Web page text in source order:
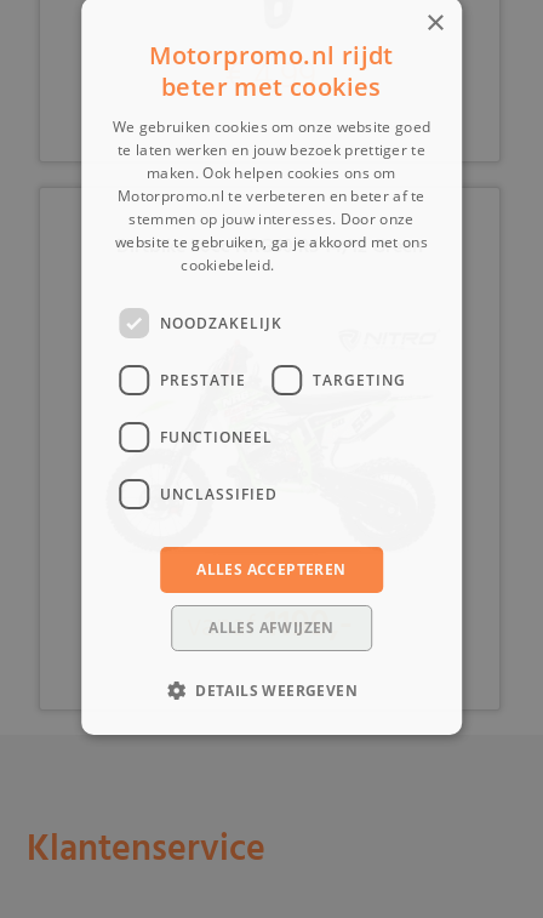
€ 4,99
Dirtbike 50cc NRG50 RS 14/12 Green
vanaf 1199,-
Klantenservice
×
Motorpromo.nl rijdt
beter met cookies
We gebruiken cookies om onze website goed
te laten werken en jouw bezoek prettiger te
maken. Ook helpen cookies ons om
Motorpromo.nl te verbeteren en beter af te
stemmen op jouw interesses. Door onze
website te gebruiken, ga je akkoord met ons
cookiebeleid.
NOODZAKELIJK
PRESTATIE TARGETING
FUNCTIONEEL
UNCLASSIFIED
ALLES ACCEPTEREN
ALLES AFWIJZEN
DETAILS WEERGEVEN